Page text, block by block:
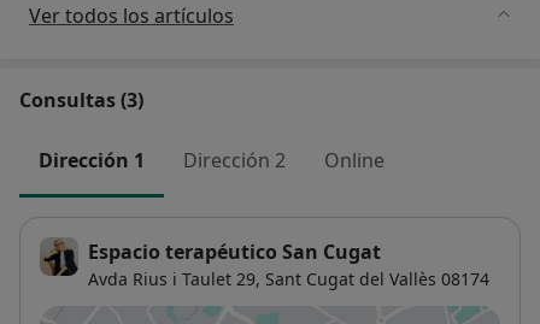
Fortalecimiento de la autoestima
Comprensión y sanación de miedos e
inseguridades
Transformación de patrones relacionales
Relaciones más sanas, auténticas y equilibradas
Mejora del vínculo y del respeto mutuo
Ver todos los artículos
Consultas (3)
Dirección 1 Dirección 2 Online
Espacio terapéutico San Cugat
Avda Rius i Taulet 29, Sant Cugat del Vallès 08174